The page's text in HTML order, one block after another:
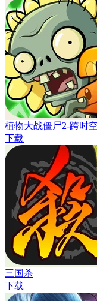
植物大战僵尸2-跨时
下载
三国杀
下载